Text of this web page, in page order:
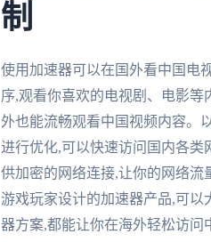
制
使用加速器可以在国外看中国电
序,观看你喜欢的电视剧、电影
外也能流畅观看中国视频内容。
进行优化,可以快速访问国内各类
供加密的网络连接,让你的网络流
游戏玩家设计的加速器产品,可
器方案,都能让你在海外轻松访问